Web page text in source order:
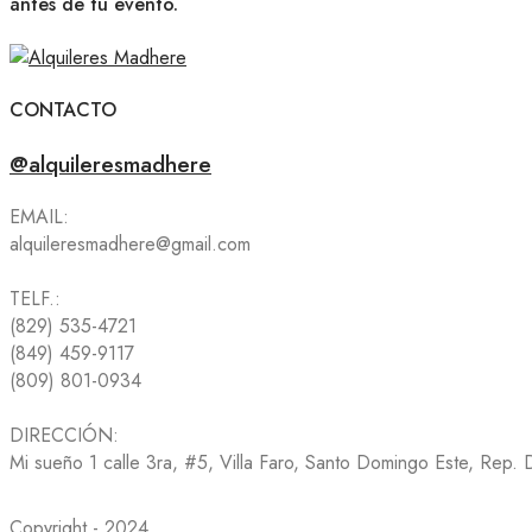
CONTACTO
@alquileresmadhere
EMAIL:
alquileresmadhere@gmail.com
TELF.:
(829) 535-4721
(849) 459-9117
(809) 801-0934
DIRECCIÓN:
Mi sueño 1 calle 3ra, #5, Villa Faro, Santo Domingo Este, Rep.